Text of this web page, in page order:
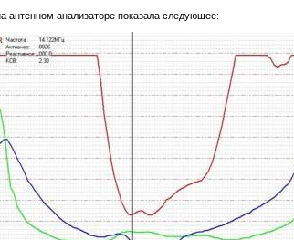
антенном анализаторе показала следующее: